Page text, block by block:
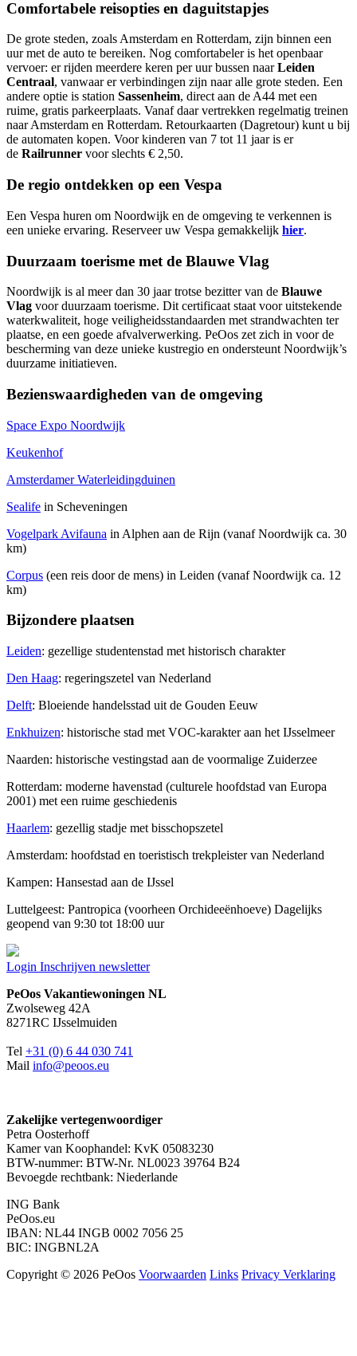
Comfortabele reisopties en daguitstapjes
De grote steden, zoals Amsterdam en Rotterdam, zijn binnen een
uur met de auto te bereiken. Nog comfortabeler is het openbaar
vervoer: er rijden meerdere keren per uur bussen naarLeiden
Centraal, vanwaar er verbindingen zijn naar alle grote steden. Een
andere optie is station Sassenheim, direct aan de A44 met een
ruime, gratis parkeerplaats. Vanaf daar vertrekken regelmatig treinen
naar Amsterdam en Rotterdam. Retourkaarten (Dagretour) kunt u bij
de automaten kopen. Voor kinderen van 7 tot 11 jaar is er
de Railrunner voor slechts € 2,50.
De regio ontdekken op een Vespa
Een Vespa huren om Noordwijk en de omgeving te verkennen is
een unieke ervaring. Reserveer uw Vespa gemakkelijk hier.
Duurzaam toerisme met de Blauwe Vlag
Noordwijk is al meer dan 30 jaar trotse bezitter van de Blauwe
Vlag voor duurzaam toerisme. Dit certificaat staat voor uitstekende
waterkwaliteit, hoge veiligheidsstandaarden met strandwachten ter
plaatse, en een goede afvalverwerking. PeOos zet zich in voor de
bescherming van deze unieke kustregio en ondersteunt Noordwijk’s
duurzame initiatieven.
Bezienswaardigheden van de omgeving
Space Expo Noordwijk
Keukenhof
Amsterdamer Waterleidingduinen
Sealife in Scheveningen
Vogelpark Avifauna in Alphen aan de Rijn (vanaf Noordwijk ca. 30
km)
Corpus (een reis door de mens) in Leiden (vanaf Noordwijk ca. 12
km)
Bijzondere plaatsen
Leiden: gezellige studentenstad met historisch charakter
Den Haag: regeringszetel van Nederland
Delft: Bloeiende handelsstad uit de Gouden Eeuw
Enkhuizen: historische stad met VOC-karakter aan het IJsselmeer
Naarden: historische vestingstad aan de voormalige Zuiderzee
Rotterdam: moderne havenstad (culturele hoofdstad van Europa
2001) met een ruime geschiedenis
Haarlem: gezellig stadje met bisschopszetel
Amsterdam: hoofdstad en toeristisch trekpleister van Nederland
Kampen: Hansestad aan de IJssel
Luttelgeest: Pantropica (voorheen Orchideeënhoeve) Dagelijks
geopend van 9:30 tot 18:00 uur
Login Inschrijven newsletter
PeOos Vakantiewoningen NL
Zwolseweg 42A
8271RC IJsselmuiden
Tel +31 (0) 6 44 030 741
Mail info@peoos.eu
Zakelijke vertegenwoordiger
Petra Oosterhoff
Kamer van Koophandel: KvK 05083230
BTW-nummer: BTW-Nr. NL0023 39764 B24
Bevoegde rechtbank: Niederlande
ING Bank
PeOos.eu
IBAN: NL44 INGB 0002 7056 25
BIC: INGBNL2A
Copyright © 2026 PeOos Voorwaarden Links Privacy Verklaring